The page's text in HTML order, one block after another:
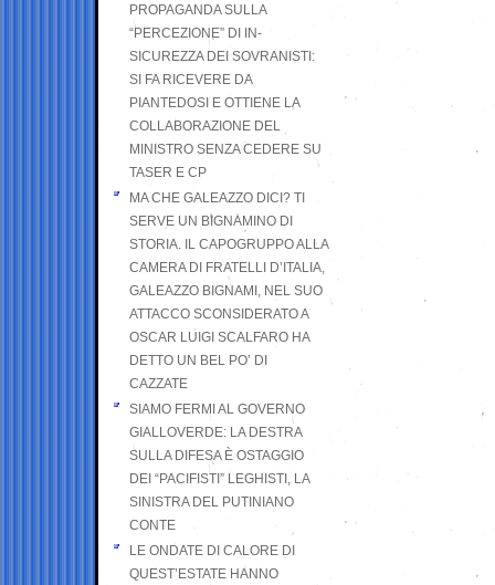
PROPAGANDA SULLA
“PERCEZIONE” DI IN-
SICUREZZA DEI SOVRANISTI:
SI FA RICEVERE DA
PIANTEDOSI E OTTIENE LA
COLLABORAZIONE DEL
MINISTRO SENZA CEDERE SU
TASER E CP
MA CHE GALEAZZO DICI? TI
SERVE UN BIGNAMINO DI
STORIA. IL CAPOGRUPPO ALLA
CAMERA DI FRATELLI D’ITALIA,
GALEAZZO BIGNAMI, NEL SUO
ATTACCO SCONSIDERATO A
OSCAR LUIGI SCALFARO HA
DETTO UN BEL PO’ DI
CAZZATE
SIAMO FERMI AL GOVERNO
GIALLOVERDE: LA DESTRA
SULLA DIFESA È OSTAGGIO
DEI “PACIFISTI” LEGHISTI, LA
SINISTRA DEL PUTINIANO
CONTE
LE ONDATE DI CALORE DI
QUEST’ESTATE HANNO